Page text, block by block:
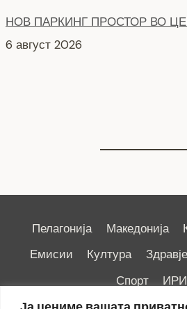
НОВ ПАРКИНГ ПРОСТОР ВО
6 август 2026
Пелагонија Македонија
Емисии
Култура Здравје
Спорт